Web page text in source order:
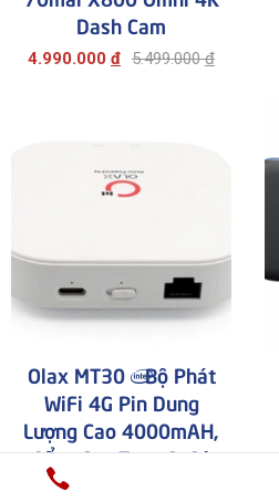
70mai X800 Omni 4K
Dash Cam
Olax MT30 | Bộ Phát
WiFi 4G Pin Dung
Lượng Cao 4000mAH,
Cổng Sạc Type C, Có